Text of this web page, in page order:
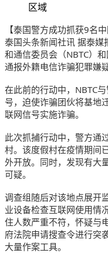
区域
【泰国警方成功抓获9名
泰国头条新闻社讯 据泰
和通信委员会（NBTC）
通报外籍电信诈骗犯罪嫌
在此前的行动中，NBTC
号，迫使诈骗团伙将基地
联网信号实施诈骗。
此次抓捕行动中，警方通
村。该度假村在疫情期间
外开放。同时，发现有大
可疑。
调查组随后对该地点展开
业设备检查互联网使用情
住人数严重不符，怀疑与
府法院申请搜查令进行突
大量作案工具。